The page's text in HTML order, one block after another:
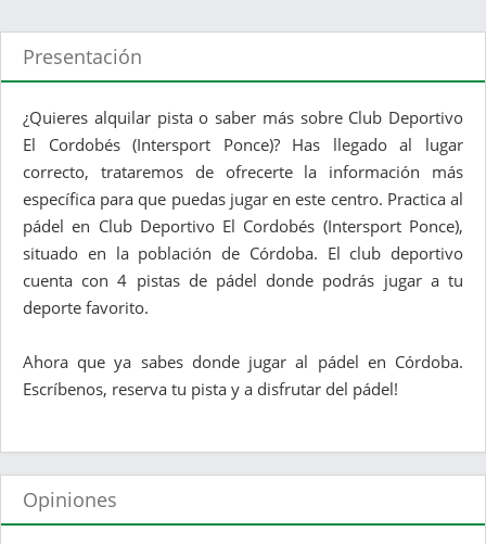
Presentación
¿Quieres alquilar pista o saber más sobre Club Deportivo
El Cordobés (Intersport Ponce)? Has llegado al lugar
correcto, trataremos de ofrecerte la información más
específica para que puedas jugar en este centro. Practica al
pádel en Club Deportivo El Cordobés (Intersport Ponce),
situado en la población de Córdoba. El club deportivo
cuenta con 4 pistas de pádel donde podrás jugar a tu
deporte favorito.
Ahora que ya sabes donde jugar al pádel en Córdoba.
Escríbenos, reserva tu pista y a disfrutar del pádel!
Opiniones